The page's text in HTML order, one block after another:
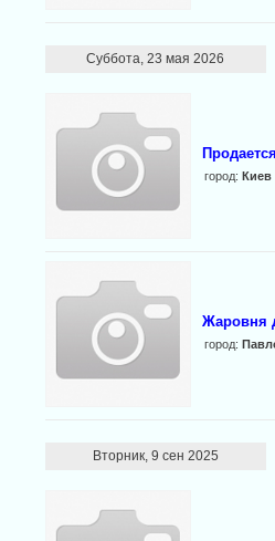
Суббота, 23 мая 2026
город: Киев
Жаровня
город:
Вторник, 9 сен 2025